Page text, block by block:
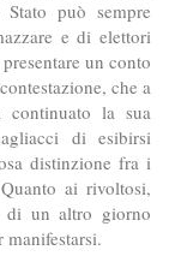
può sempre
e di elettori
un conto
che a
continuato la sua
di esibirsi
distinzione fra i
ai rivoltosi,
di un altro giorno